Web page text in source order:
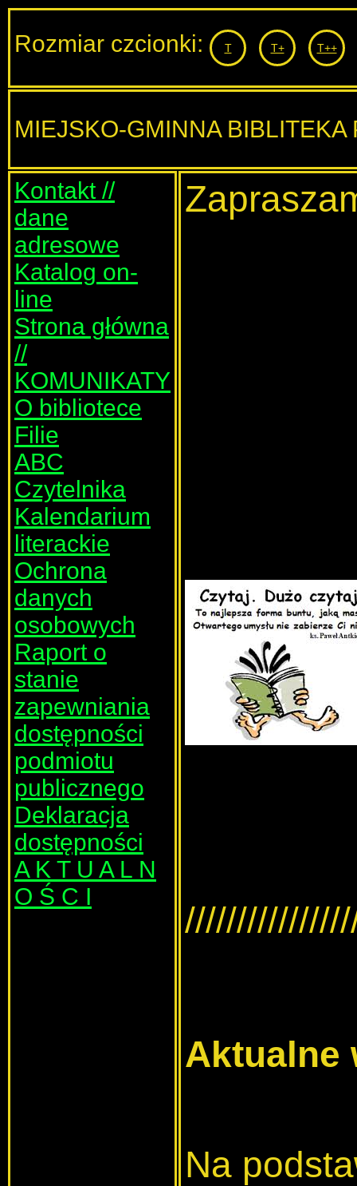
Rozmiar czcionki: T T+ T++
MIEJSKO-GMINNA
Kontakt //
dane
adresowe
Katalog on-
line
Strona główna
//
KOMUNIKATY
O bibliotece
Filie
ABC
Czytelnika
Kalendarium
literackie
Ochrona
danych
osobowych
Raport o
stanie
zapewniania
dostępności
podmiotu
publicznego
Deklaracja
dostępności
A K T U A L N
O Ś C I
Aktualne
Na